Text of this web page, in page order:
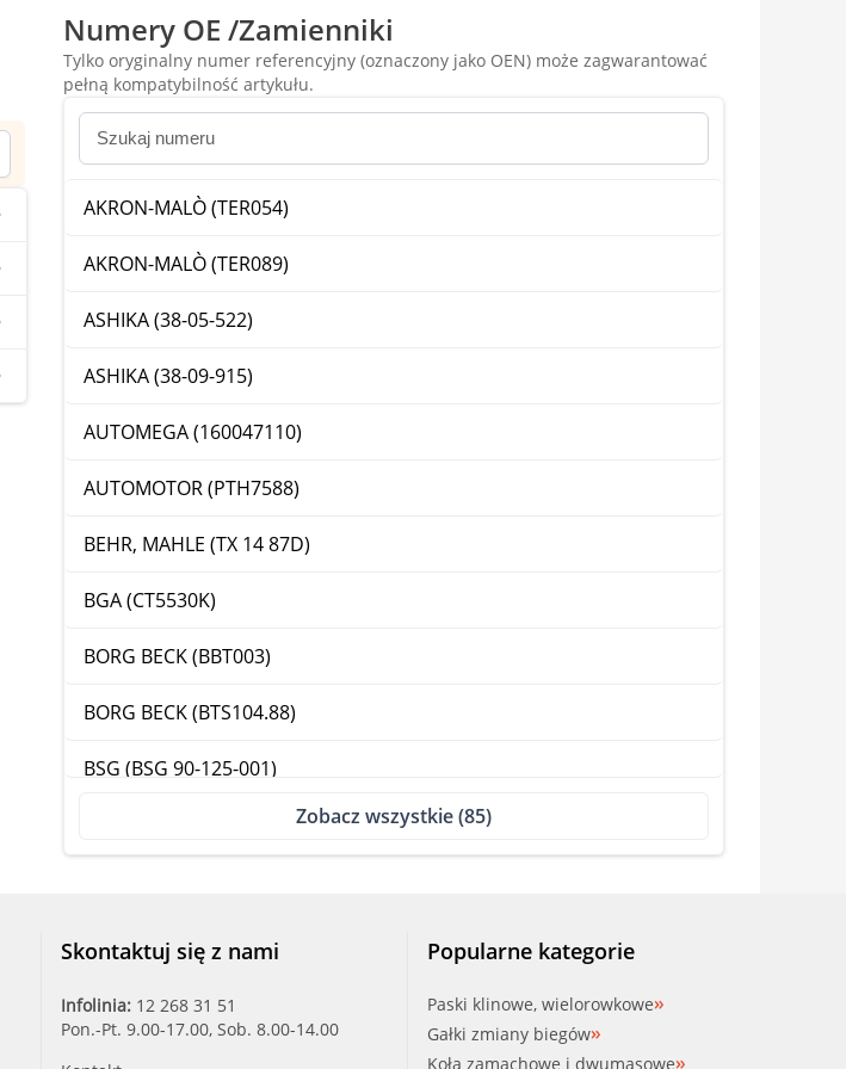
Numery OE /Zamienniki
Tylko oryginalny numer referencyjny (oznaczony jako OEN) może zagwarantować
pełną kompatybilność artykułu.
AKRON-MALÒ (TER054)
AKRON-MALÒ (TER089)
ASHIKA (38-05-522)
ASHIKA (38-09-915)
AUTOMEGA (160047110)
AUTOMOTOR (PTH7588)
BEHR, MAHLE (TX 14 87D)
BGA (CT5530K)
BORG BECK (BBT003)
BORG BECK (BTS104.88)
BSG (BSG 90-125-001)
CALORSTAT (TH5962.88J)
CHRYS, DODGE, JEEP (68000800AA)
CSV ELECTR (CBR3109)
Zobacz wszystkie (85)
Skontaktuj się z nami
Infolinia: 12 268 31 51
Pon.-Pt. 9.00-17.00, Sob. 8.00-14.00
Popularne kategorie
Paski klinowe, wielorowkowe
Gałki zmiany biegów
Koła zamachowe i dwumasowe